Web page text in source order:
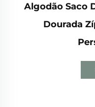
Algodão Saco
Dourada